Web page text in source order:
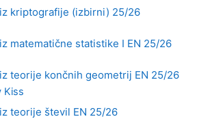
kriptografije (izbirni) 25/26
matematične statistike I EN 25/26
teorije končnih geometrij EN 25/26
Kiss
teorije števil EN 25/26